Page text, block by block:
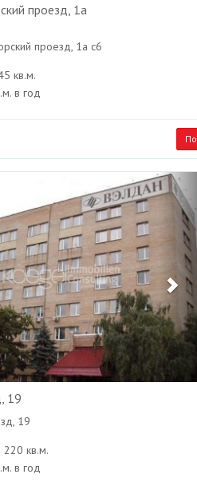
проезд, 1а
проезд, 1а с6
кв.м.
в год
19
19
кв.м.
в год